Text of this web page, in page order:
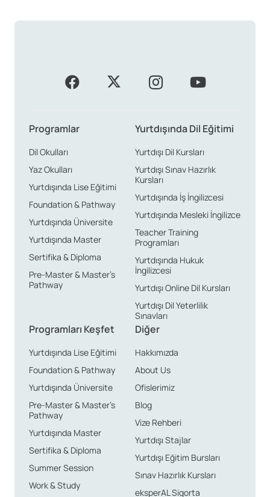
Programlar
Dil Okulları
Yaz Okulları
Yurtdışında Lise Eğitimi
Foundation & Pathway
Yurtdışında Üniversite
Yurtdışında Master
Sertifika & Diploma
Pre-Master & Master’s
Pathway
Yurtdışında Dil Eğitimi
Yurtdışı Dil Kursları
Yurtdışı Sınav Hazırlık
Kursları
Yurtdışında İş İngilizcesi
Yurtdışında Mesleki İngilizce
Teacher Training
Programları
Yurtdışında Hukuk
İngilizcesi
Yurtdışı Online Dil Kursları
Yurtdışı Dil Yeterlilik
Sınavları
Programları Keşfet
Yurtdışında Lise Eğitimi
Foundation & Pathway
Yurtdışında Üniversite
Pre-Master & Master’s
Pathway
Yurtdışında Master
Sertifika & Diploma
Summer Session
Work & Study
Diğer
Hakkımızda
About Us
Ofislerimiz
Blog
Vize Rehberi
Yurtdışı Stajlar
Yurtdışı Eğitim Bursları
Sınav Hazırlık Kursları
eksperAL Sigorta